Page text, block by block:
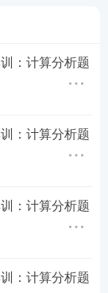
知识点，图表
短时间内快
PDF下载版！
：计算分析题
：计算分析题
：计算分析题
：计算分析题